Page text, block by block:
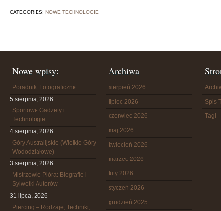
CATEGORIES: NOWE TECHNOLOGIE
Nowe wpisy:
Poradniki Fotograficzne
5 sierpnia, 2026
Sportowe Gadżety i
Technologie
4 sierpnia, 2026
Góry Australijskie (Wielkie Góry
Wododziałowe)
3 sierpnia, 2026
Mistrzowie Pióra: Biografie i
Sylwetki Autorów
31 lipca, 2026
Piercing – Rodzaje, Techniki,
Archiwa
sierpień 2026
lipiec 2026
czerwiec 2026
maj 2026
kwiecień 2026
marzec 2026
luty 2026
styczeń 2026
grudzień 2025
Spis
Tagi